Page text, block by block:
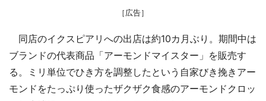
［広告］
同店のイクスピアリへの出店は約10カ月ぶり。期間中は
ブランドの代表商品「アーモンドマイスター」を販売す
る。ミリ単位でひき方を調整したという自家びき挽きアー
モンドをたっぷり使ったザクザク食感のアーモンドクロッ